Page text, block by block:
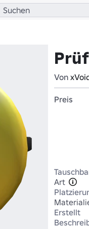
Von
Preis
Art
Erstellt